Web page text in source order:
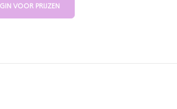
VOOR PRIJZEN